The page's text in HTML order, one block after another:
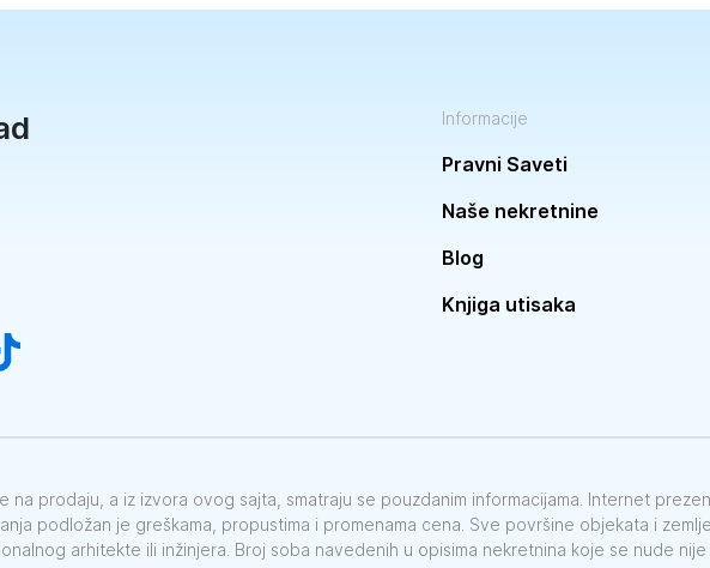
Informacije
Pravni Saveti
Naše nekretnine
Blog
Knjiga utisaka
na prodaju, a iz izvora ovog sajta, smatraju se pouzdanim informacijama. Internet
podložan je greškama, propustima i promenama cena. Sve površine objekata i
arhitekte ili inžinjera. Broj soba navedenih u opisima nekretnina koje se nude